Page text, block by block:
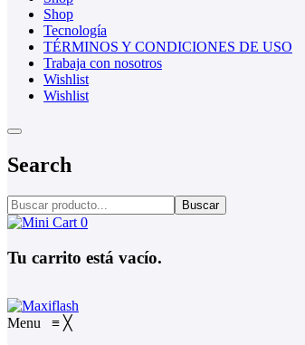
Shop
Tecnología
TÉRMINOS Y CONDICIONES DE USO
Trabaja con nosotros
Wishlist
Wishlist
Search
Buscar
0
Tu carrito está vacío.
Menu ≡ ╳